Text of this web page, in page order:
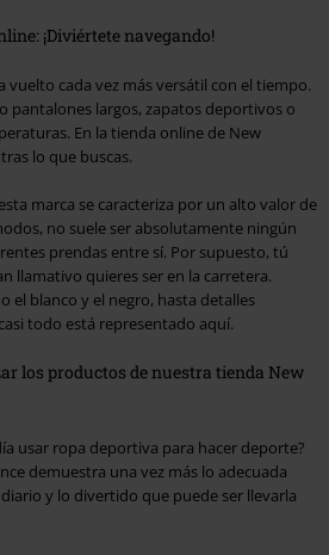
¡Diviértete navegando!
vuelto cada vez más versátil con el tiempo.
pantalones largos, zapatos deportivos o
En la tienda online de New
lo que buscas.
marca se caracteriza por un alto valor de
no suele ser absolutamente ningún
prendas entre sí. Por supuesto, tú
llamativo quieres ser en la carretera.
el blanco y el negro, hasta detalles
todo está representado aquí.
los productos de nuestra tienda New
usar ropa deportiva para hacer deporte?
demuestra una vez más lo adecuada
y lo divertido que puede ser llevarla